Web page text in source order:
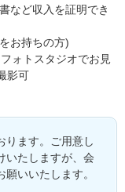
など収入を証明でき
お持ちの方)
ォトスタジオでお見
影可
ります。ご用意し
いたしますが、会
いいたします。